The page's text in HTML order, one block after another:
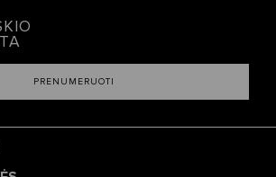
PRENUMERUOTI